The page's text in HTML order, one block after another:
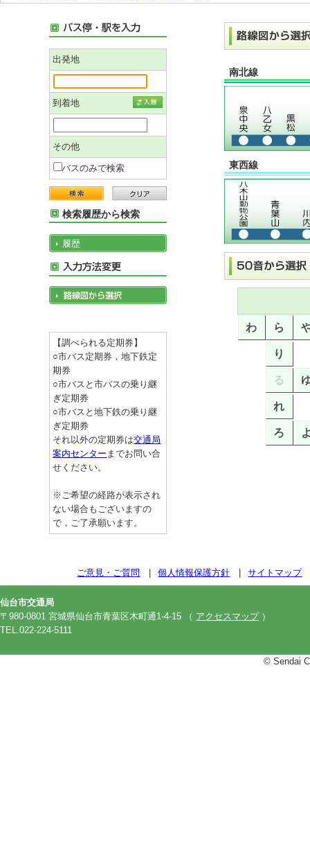
出発地
到着地
その他
バスのみで検索
検索履歴から検索
履歴
【調べられる定期券】
○市バス定期券，地下鉄定
期券
○市バスと市バスの乗り継
ぎ定期券
○市バスと地下鉄の乗り継
ぎ定期券
それ以外の定期券は交通局
案内センター までお問い合
せください。
※ご希望の経路が表示され
ない場合もございますの
で，ご了承願います。
南北線
東西線
わ ら
り
る
れ
ろ
ご意見・ご質問 個人情報保護方針 サイトマップ
仙台市交通局
〒980-0801 宮城県仙台市青葉区木町通1-4-15 （ アクセスマップ）
TEL.022-224-5111
© Sendai